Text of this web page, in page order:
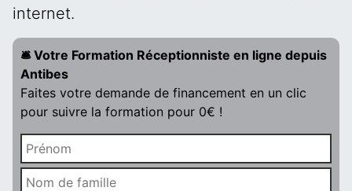
internet.
🛎️ Votre Formation Réceptionniste en ligne depuis
Antibes
Faites votre demande de financement en un clic
pour suivre la formation pour 0€ !